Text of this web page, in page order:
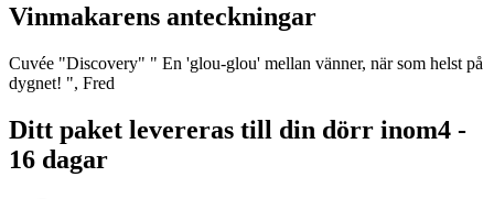
Vinmakarens anteckningar
Cuvée "Discovery" " En 'glou-glou' mellan vänner, när som helst på
dygnet! ", Fred
Ditt paket levereras till din dörr inom4 -
16 dagar